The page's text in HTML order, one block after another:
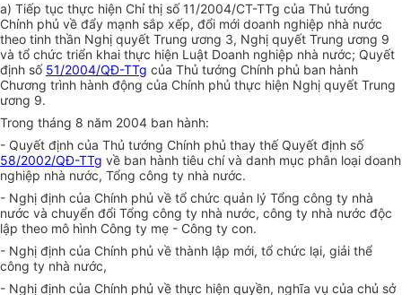
a) Tiếp tục thực hiện Chỉ thị số 11/2004/CT-TTg của Thủ tướng
Chính phủ về đẩy mạnh sắp xếp, đổi mới doanh nghiệp nhà nước
theo tinh thần Nghị quyết Trung ương 3, Nghị quyết Trung ương 9
và tổ chức triển khai thực hiện Luật Doanh nghiệp nhà nước; Quyết
định số 51/2004/QĐ-TTg của Thủ tướng Chính phủ ban hành
Chương trình hành động của Chính phủ thực hiện Nghị quyết Trung
ương 9.
Trong tháng 8 năm 2004 ban hành:
- Quyết định của Thủ tướng Chính phủ thay thế Quyết định số
58/2002/QĐ-TTg về ban hành tiêu chí và danh mục phân loại doanh
nghiệp nhà nước, Tổng công ty nhà nước.
- Nghị định của Chính phủ về tổ chức quản lý Tổng công ty nhà
nước và chuyển đổi Tổng công ty nhà nước, công ty nhà nước độc
lập theo mô hình Công ty mẹ - Công ty con.
- Nghị định của Chính phủ về thành lập mới, tổ chức lại, giải thể
công ty nhà nước,
- Nghị định của Chính phủ về thực hiện quyền, nghĩa vụ của chủ sở